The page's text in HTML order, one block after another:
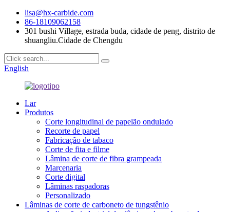
lisa@hx-carbide.com
86-18109062158
301 bushi Village, estrada buda, cidade de peng, distrito de
shuangliu.Cidade de Chengdu
English
Lar
Produtos
Corte longitudinal de papelão ondulado
Recorte de papel
Fabricação de tabaco
Corte de fita e filme
Lâmina de corte de fibra grampeada
Marcenaria
Corte digital
Lâminas raspadoras
Personalizado
Lâminas de corte de carboneto de tungstênio